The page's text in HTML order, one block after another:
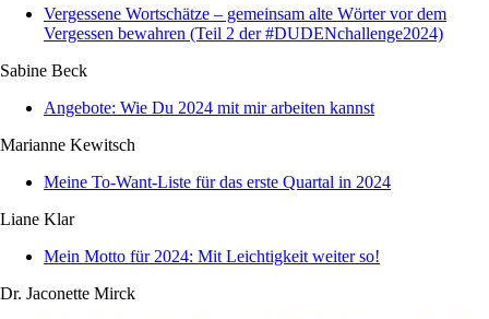
Vergessene Wortschätze – gemeinsam alte Wörter vor dem
Vergessen bewahren (Teil 2 der #DUDENchallenge2024)
Sabine Beck
Angebote: Wie Du 2024 mit mir arbeiten kannst
Marianne Kewitsch
Meine To-Want-Liste für das erste Quartal in 2024
Liane Klar
Mein Motto für 2024: Mit Leichtigkeit weiter so!
Dr. Jaconette Mirck